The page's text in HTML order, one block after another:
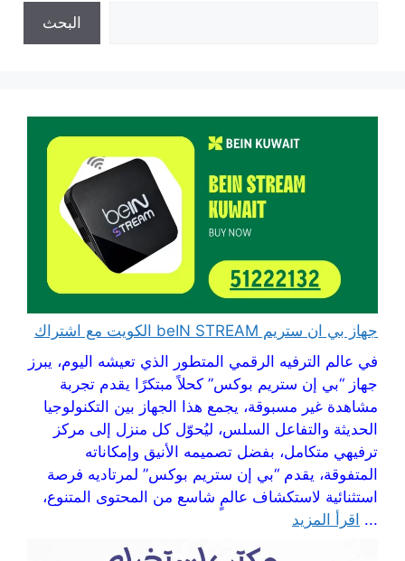
البحث
جهاز بي ان ستريم beIN STREAM الكويت مع اشتراك
في عالم الترفيه الرقمي المتطور الذي تعيشه اليوم، يبرز
جهاز “بي إن ستريم بوكس” كحلاً مبتكرًا يقدم تجربة
مشاهدة غير مسبوقة، يجمع هذا الجهاز بين التكنولوجيا
الحديثة والتفاعل السلس، ليُحوّل كل منزل إلى مركز
ترفيهي متكامل، بفضل تصميمه الأنيق وإمكاناته
المتفوقة، يقدم “بي إن ستريم بوكس” لمرتاديه فرصة
استثنائية لاستكشاف عالمٍ شاسع من المحتوى المتنوع،
... اقرأ المزيد